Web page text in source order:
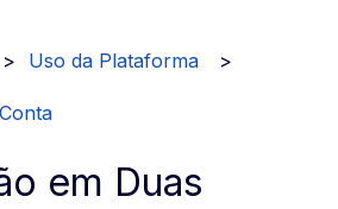
Uso da Plataforma
em Duas